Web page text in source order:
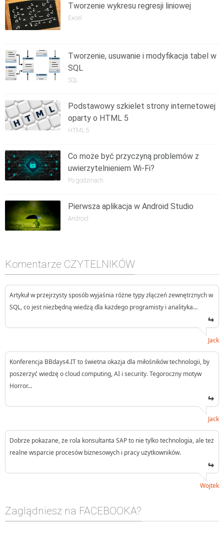
Tworzenie wykresu regresji liniowej
Excel
Tworzenie, usuwanie i modyfikacja tabel w
SQL
SQL
Podstawowy szkielet strony internetowej
oparty o HTML 5
HTML 5
Co może być przyczyną problemów z
uwierzytelnieniem Wi-Fi?
Po godzinach
Pierwsza aplikacja w Android Studio
Android
Komentarze CZYTELNIKÓW
Artykuł w przejrzysty sposób wyjaśnia różne typy złączeń zewnętrznych w
SQL, co jest niezbędną wiedzą dla każdego programisty i analityka…
Jack
Konferencja BBdays4.IT to świetna okazja dla miłośników technologii, by
poszerzyć wiedzę o cloud computing, AI i security. Tegoroczny motyw
Horror…
Jack
Dobrze pokazane, że rola konsultanta SAP to nie tylko technologia, ale też
realne wsparcie procesów biznesowych i pracy użytkowników.
Wojtek
Zaglądniesz na FACEBOOKA?